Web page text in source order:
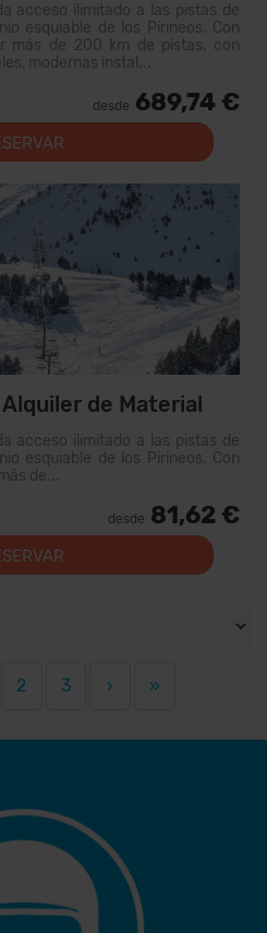
acceso ilimitado a las pistas de
esquiable de los Pirineos. Con
más de 200 km de pistas, con
modernas instal...
desde 689,74 €
de Material
acceso ilimitado a las pistas de
esquiable de los Pirineos. Con
de...
desde 81,62 €
2 3 › »